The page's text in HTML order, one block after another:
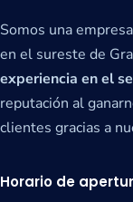
Somos una
en el sureste de
experiencia en el
reputación al
clientes gracias a
Horario de